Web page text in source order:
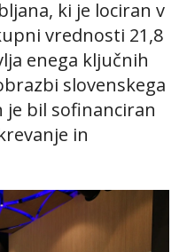
ki je lociran v
vrednosti 21,8
enega ključnih
slovenskega
bil sofinanciran
in